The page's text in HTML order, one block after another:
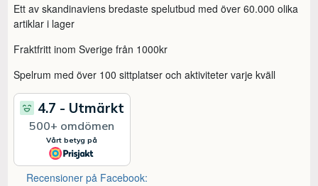
Ett av skandinaviens bredaste spelutbud med över 60.000 olika
artiklar i lager
Fraktfritt inom Sverige från 1000kr
Spelrum med över 100 sittplatser och aktiviteter varje kväll
Recensioner på Facebook: